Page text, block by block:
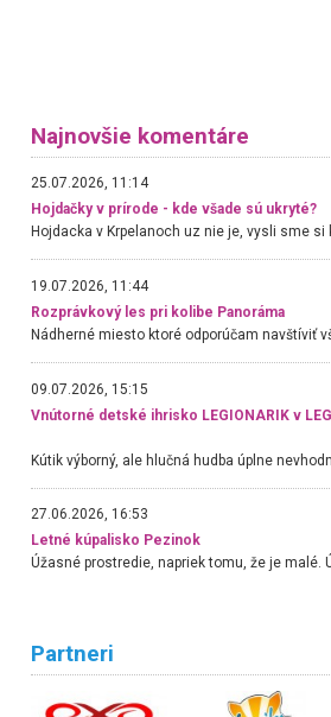
Najnovšie komentáre
25.07.2026, 11:14
Hojdačky v prírode - kde všade sú ukryté?
19.07.2026, 11:44
Rozprávkový les pri kolibe Panoráma
09.07.2026, 15:15
Vnútorné detské ihrisko LEGIONARIK v
27.06.2026, 16:53
Letné kúpalisko Pezinok
Partneri